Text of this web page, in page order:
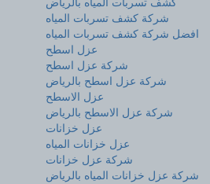
كشف تسربات المياه بالرياض
شركة كشف تسربات المياه
افضل شركة كشف تسربات المياه
عزل اسطح
شركة عزل اسطح
شركة عزل اسطح بالرياض
عزل الاسطح
شركة عزل الاسطح بالرياض
عزل خزانات
عزل خزانات المياه
شركة عزل خزانات
شركة عزل خزانات المياه بالرياض